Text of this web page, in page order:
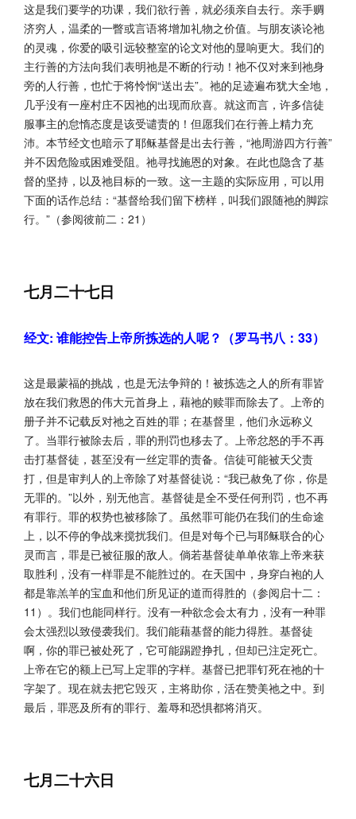
这是我们要学的功课，我们欲行善，就必须亲自去行。亲手赒
济穷人，温柔的一瞥或言语将增加礼物之价值。与朋友谈论祂
的灵魂，你爱的吸引远较整室的论文对他的显响更大。我们的
主行善的方法向我们表明祂是不断的行动！祂不仅对来到祂身
旁的人行善，也忙于将怜悯“送出去”。祂的足迹遍布犹大全地，
几乎没有一座村庄不因祂的出现而欣喜。就这而言，许多信徒
服事主的怠惰态度是该受谴责的！但愿我们在行善上精力充
沛。本节经文也暗示了耶稣基督是出去行善，“祂周游四方行善”
并不因危险或困难受阻。祂寻找施恩的对象。在此也隐含了基
督的坚持，以及祂目标的一致。这一主题的实际应用，可以用
下面的话作总结：“基督给我们留下榜样，叫我们跟随祂的脚踪
行。”（参阅彼前二：21）
七月二十七日
经文: 谁能控告上帝所拣选的人呢？（罗马书八：33）
这是最蒙福的挑战，也是无法争辩的！被拣选之人的所有罪皆
放在我们救恩的伟大元首身上，藉祂的赎罪而除去了。上帝的
册子并不记载反对祂之百姓的罪；在基督里，他们永远称义
了。当罪行被除去后，罪的刑罚也移去了。上帝忿怒的手不再
击打基督徒，甚至没有一丝定罪的责备。信徒可能被天父责
打，但是审判人的上帝除了对基督徒说：“我已赦免了你，你是
无罪的。”以外，别无他言。基督徒是全不受任何刑罚，也不再
有罪行。罪的权势也被移除了。虽然罪可能仍在我们的生命途
上，以不停的争战来搅扰我们。但是对每个已与耶稣联合的心
灵而言，罪是已被征服的敌人。倘若基督徒单单依靠上帝来获
取胜利，没有一样罪是不能胜过的。在天国中，身穿白袍的人
都是靠羔羊的宝血和他们所见证的道而得胜的（参阅启十二：
11）。我们也能同样行。没有一种欲念会太有力，没有一种罪
会太强烈以致侵袭我们。我们能藉基督的能力得胜。基督徒
啊，你的罪已被处死了，它可能踢蹬挣扎，但却已注定死亡。
上帝在它的额上已写上定罪的字样。基督已把罪钉死在祂的十
字架了。现在就去把它毁灭，主将助你，活在赞美祂之中。到
最后，罪恶及所有的罪行、羞辱和恐惧都将消灭。
七月二十六日